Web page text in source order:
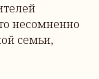
несомненно
семьи,